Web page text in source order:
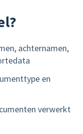
achternamen,
en
verwerkt